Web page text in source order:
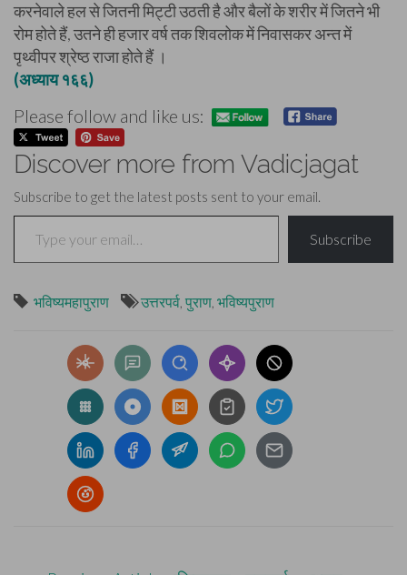
करनेवाले हल से जितनी मिट्टी उठती है और बैलों के शरीर में जितने भी
रोम होते हैं, उतने ही हजार वर्ष तक शिवलोक में निवासकर अन्त में
पृथ्वीपर श्रेष्ठ राजा होते हैं ।
(अध्याय १६६)
Please follow and like us:
Discover more from Vadicjagat
Subscribe to get the latest posts sent to your email.
Type your email…
Subscribe
भविष्यमहापुराण उत्तरपर्व पुराण भविष्यपुराण